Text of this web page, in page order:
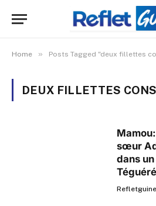
Home » Posts Tagged "deux fillettes
DEUX FILLETTES
sœur
dans